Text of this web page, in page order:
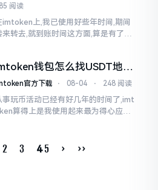
阅读
imtoken上,我已使用好些年时间,期间
来转去,就到账时间这方面,算是有了些
钱包怎么找USDT地
？三步搞定不踩坑
官方下载 ⋅ 08-04 ⋅ 248 阅读
事玩币活动已经有好几年的时间了,imt
算得上是我使用起来最为得心应手
面感到茫然不知所措
2 3 4 5 › ››